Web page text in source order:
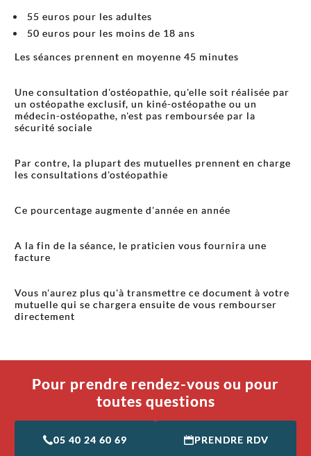
55 euros pour les adultes
50 euros pour les moins de 18 ans
Les séances prennent en moyenne 45 minutes
Une consultation d'ostéopathie, qu'elle soit réalisée par
un ostéopathe exclusif, un kiné-ostéopathe ou un
médecin-ostéopathe, n'est pas remboursée par la
sécurité sociale
Par contre, la plupart des mutuelles prennent en charge
les consultations d'ostéopathie
Ce pourcentage augmente d'année en année
A la fin de la séance, le praticien vous fournira une
facture
Vous n'aurez plus qu'à transmettre ce document à votre
mutuelle qui se chargera ensuite de vous rembourser
directement
Pour prendre rendez-vous ou pour
toutes questions
05 40 24 60 69 PRENDRE RDV